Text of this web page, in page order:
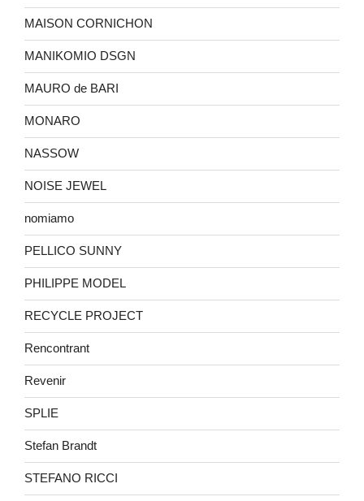
MAISON CORNICHON
MANIKOMIO DSGN
MAURO de BARI
MONARO
NASSOW
NOISE JEWEL
nomiamo
PELLICO SUNNY
PHILIPPE MODEL
RECYCLE PROJECT
Rencontrant
Revenir
SPLIE
Stefan Brandt
STEFANO RICCI